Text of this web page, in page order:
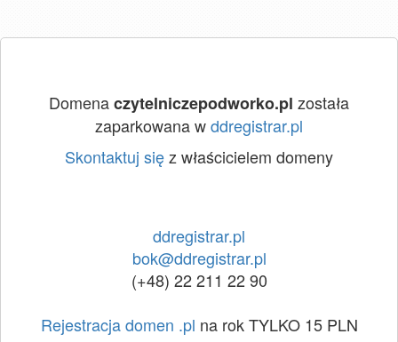
Domenaczytelniczepodworko.pl została
zaparkowana wddregistrar.pl
Skontaktuj sięz właścicielem domeny
ddregistrar.pl
bok@ddregistrar.pl
(+48) 22 211 22 90
Rejestracja domen .pl na rok TYLKO 15 PLN